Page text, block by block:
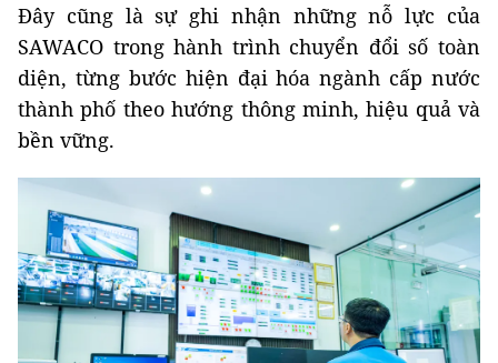
Đây cũng là sự ghi nhận những nỗ lực của
SAWACO trong hành trình chuyển đổi số toàn
diện, từng bước hiện đại hóa ngành cấp nước
thành phố theo hướng thông minh, hiệu quả và
bền vững.